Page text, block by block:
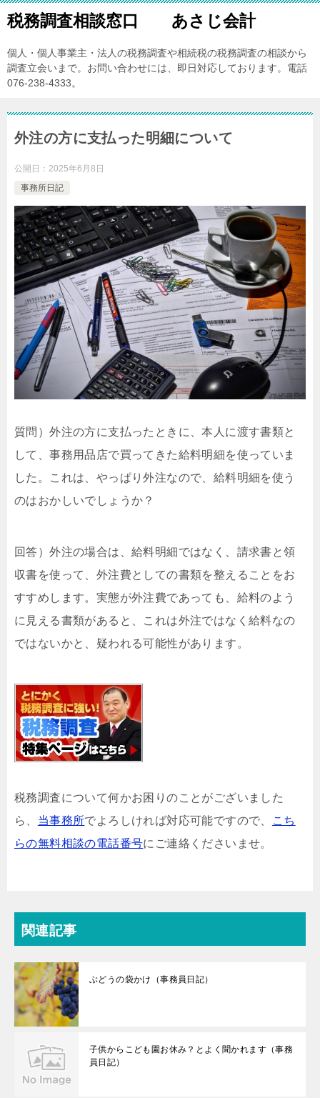
税務調査相談窓口 あさじ会計
個人・個人事業主・法人の税務調査や相続税の税務調査の相談から
調査立会いまで。お問い合わせには、即日対応しております。電話
076-238-4333。
外注の方に支払った明細について
公開日： 2025年6月8日
事務所日記
質問）外注の方に支払ったときに、本人に渡す書類と
して、事務用品店で買ってきた給料明細を使っていま
した。これは、やっぱり外注なので、給料明細を使う
のはおかしいでしょうか？
回答）外注の場合は、給料明細ではなく、請求書と領
収書を使って、外注費としての書類を整えることをお
すすめします。実態が外注費であっても、給料のよう
に見える書類があると、これは外注ではなく給料なの
ではないかと、疑われる可能性があります。
税務調査について何かお困りのことがございました
ら、 当事務所でよろしければ対応可能ですので、
こち
らの無料相談の電話番号にご連絡くださいませ。
関連記事
ぶどうの袋かけ（事務員日記）
子供からこども園お休み？とよく聞かれます（事務
員日記）